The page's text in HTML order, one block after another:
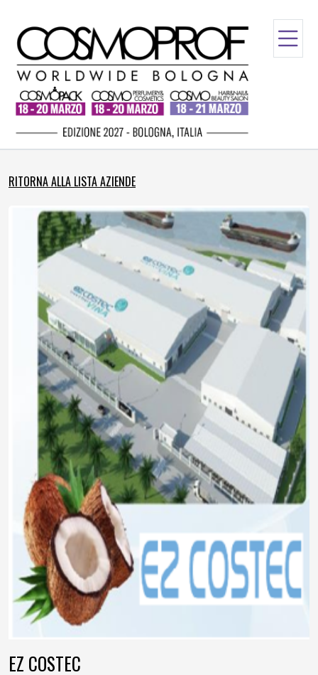
RITORNA ALLA LISTA AZIENDE
EZ COSTEC